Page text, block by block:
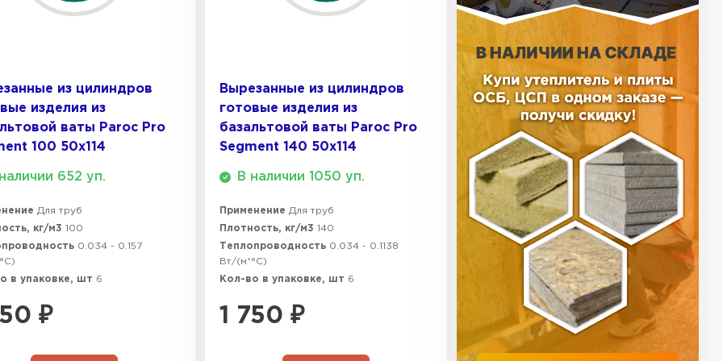
или изоляцией для экстремальных условий.
из цилиндров
изделия из
ваты Paroc Pro
100 50х114
652 уп.
Для труб
кг/м3 100
0.034 - 0.157
в упаковке, шт 6
₽
Вырезанные из цилиндров
готовые изделия из
базальтовой ваты Paroc Pro
Segment 140 50х114
В наличии 1050 уп.
Применение Для труб
Плотность, кг/м3 140
Теплопроводность 0.034 - 0.1138
Вт/(м*°C)
Кол-во в упаковке, шт 6
1 750 ₽
Утеплитель Тимплэкс
Утеплитель Basfiber
Утеплитель Теплекс
Рулонная кровля Брит